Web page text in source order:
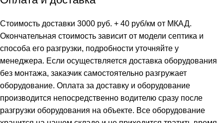
Стоимость доставки 3000 руб. + 40 руб/км от МКАД.
Окончательная стоимость зависит от модели септика и
способа его разгрузки, подробности уточняйте у
менеджера. Если осуществляется доставка оборудования
без монтажа, заказчик самостоятельно разгружает
оборудование. Оплата за доставку и оборудование
производится непосредственно водителю сразу после
разгрузки оборудования на объекте. Все оборудование